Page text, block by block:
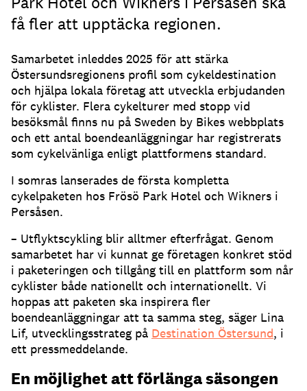
få fler att upptäcka regionen.
Samarbetet inleddes 2025 för att stärka
Östersundsregionens profil som cykeldestination
och hjälpa lokala företag att utveckla erbjudanden
för cyklister. Flera cykelturer med stopp vid
besöksmål finns nu på Sweden by Bikes webbplats
och ett antal boendeanläggningar har registrerats
som cykelvänliga enligt plattformens standard.
I somras lanserades de första kompletta
cykelpaketen hos Frösö Park Hotel och Wikners i
Persåsen.
– Utflyktscykling blir alltmer efterfrågat. Genom
samarbetet har vi kunnat ge företagen konkret stöd
i paketeringen och tillgång till en plattform som når
cyklister både nationellt och internationellt. Vi
hoppas att paketen ska inspirera fler
boendeanläggningar att ta samma steg, säger Lina
Lif, utvecklingsstrateg på Destination Östersund, i
ett pressmeddelande.
En möjlighet att förlänga säsongen